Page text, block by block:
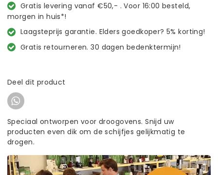
Gratis levering vanaf €50,- . Voor 16:00 besteld,
morgen in huis*!
Laagsteprijs garantie. Elders goedkoper? 5% korting!
Gratis retourneren. 30 dagen bedenktermijn!
Deel dit product
Speciaal ontworpen voor droogovens. Snijd uw
producten even dik om de schijfjes gelijkmatig te
drogen.